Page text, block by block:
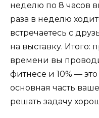
неделю по 8 часов
раза в неделю
встречаетесь с
на выставку. Итого:
времени вы
фитнесе и 10% —
основная часть
решать задачу